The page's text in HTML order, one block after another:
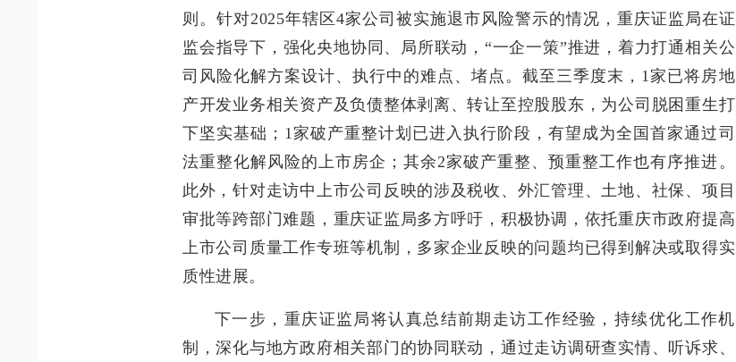
则。针对2025年辖区4家公司被实施退市风险警示的情况，重庆证监局在证
监会指导下，强化央地协同、局所联动，“一企一策”推进，着力打通相关公
司风险化解方案设计、执行中的难点、堵点。截至三季度末，1家已将房地
产开发业务相关资产及负债整体剥离、转让至控股股东，为公司脱困重生打
下坚实基础；1家破产重整计划已进入执行阶段，有望成为全国首家通过司
法重整化解风险的上市房企；其余2家破产重整、预重整工作也有序推进。
此外，针对走访中上市公司反映的涉及税收、外汇管理、土地、社保、项目
审批等跨部门难题，重庆证监局多方呼吁，积极协调，依托重庆市政府提高
上市公司质量工作专班等机制，多家企业反映的问题均已得到解决或取得实
质性进展。
下一步，重庆证监局将认真总结前期走访工作经验，持续优化工作机
制，深化与地方政府相关部门的协同联动，通过走访调研查实情、听诉求、